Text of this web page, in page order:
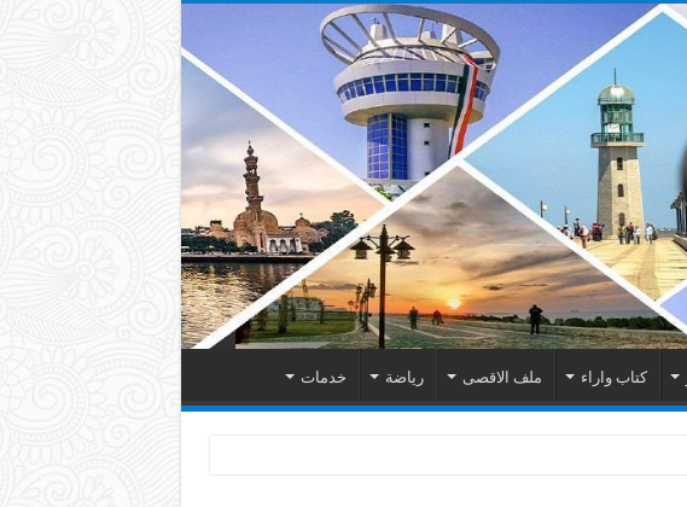
كتاب واراء ملف الاقصى رياضة خدمات